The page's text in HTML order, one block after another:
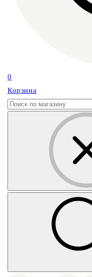
0
Корзина